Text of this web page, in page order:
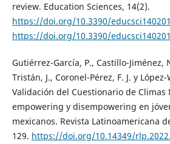
review. Education Sciences, 14(2).
https://doi.org/10.3390/
https://doi.org/10.3390/
Gutiérrez-García, P., Castillo-Jiménez,
Tristán, J., Coronel-Pérez, F. J. y
Validación del Cuestionario de Climas
empowering y disempowering en
mexicanos. Revista Latinoamericana
129. https://doi.org/10.14349/